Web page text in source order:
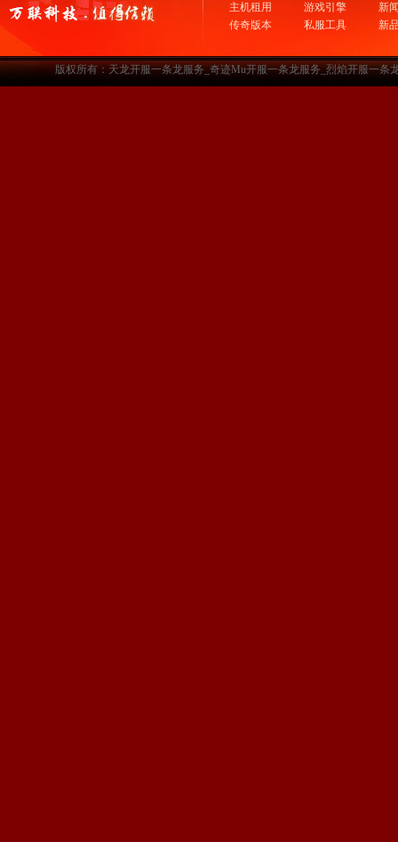
主机租用
传奇版本
游戏引擎
私服工具
新
新
版权所有：天龙开服一条龙服务_奇迹Mu开服一条龙服务_烈焰开服一条